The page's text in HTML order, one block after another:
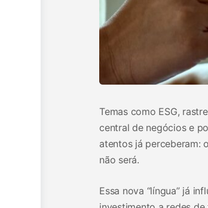
Temas como ESG,
central de negócios e
atentos já perceberam:
não será.
Essa nova “língua” já